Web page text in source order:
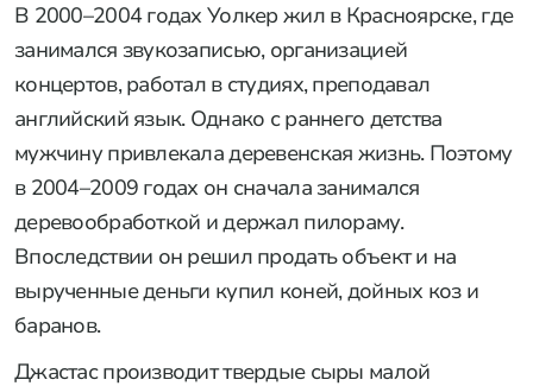
В 2000–2004 годах Уолкер жил в Красноярске, где
занимался звукозаписью, организацией
концертов, работал в студиях, преподавал
английский язык. Однако с раннего детства
мужчину привлекала деревенская жизнь. Поэтому
в 2004–2009 годах он сначала занимался
деревообработкой и держал пилораму.
Впоследствии он решил продать объект и на
вырученные деньги купил коней, дойных коз и
баранов.
Джастас производит твердые сыры малой